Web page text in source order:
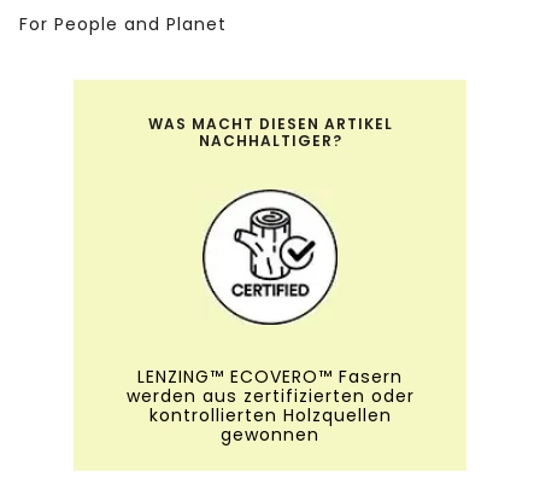
For People and Planet
WAS MACHT DIESEN ARTIKEL
NACHHALTIGER?
LENZING™ ECOVERO™ Fasern
werden aus zertifizierten oder
kontrollierten Holzquellen
gewonnen